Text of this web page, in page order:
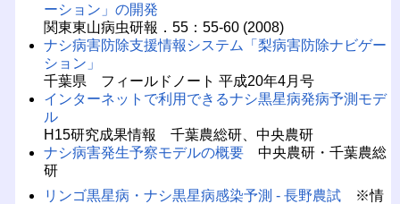
ーション」の開発
関東東山病虫研報．55：55-60 (2008)
ナシ病害防除支援情報システム「梨病害防除ナビゲー
ション」
千葉県 フィールドノート 平成20年4月号
インターネットで利用できるナシ黒星病発病予測モデ
ル
H15研究成果情報 千葉農総研、中央農研
ナシ病害発生予察モデルの概要中央農研・千葉農総
研
リンゴ黒星病・ナシ黒星病感染予測 - 長野農試※情